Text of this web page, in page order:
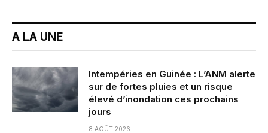
A LA UNE
Intempéries en Guinée : L’ANM alerte
sur de fortes pluies et un risque
élevé d’inondation ces prochains
jours
8 AOÛT 2026